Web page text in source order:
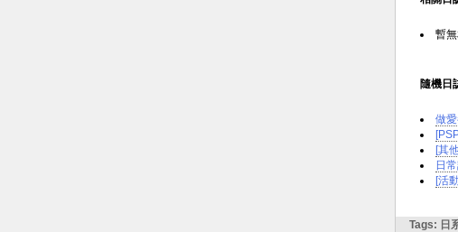
暫
隨機日
做
[其
日
[活
Tags: 日